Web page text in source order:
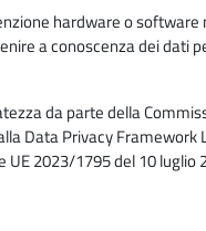
hardware o
a conoscenza dei dati
da parte della
Data Privacy Framework
2023/1795 del 10 luglio